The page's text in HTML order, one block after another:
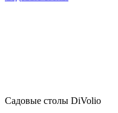
Садовые столы DiVolio